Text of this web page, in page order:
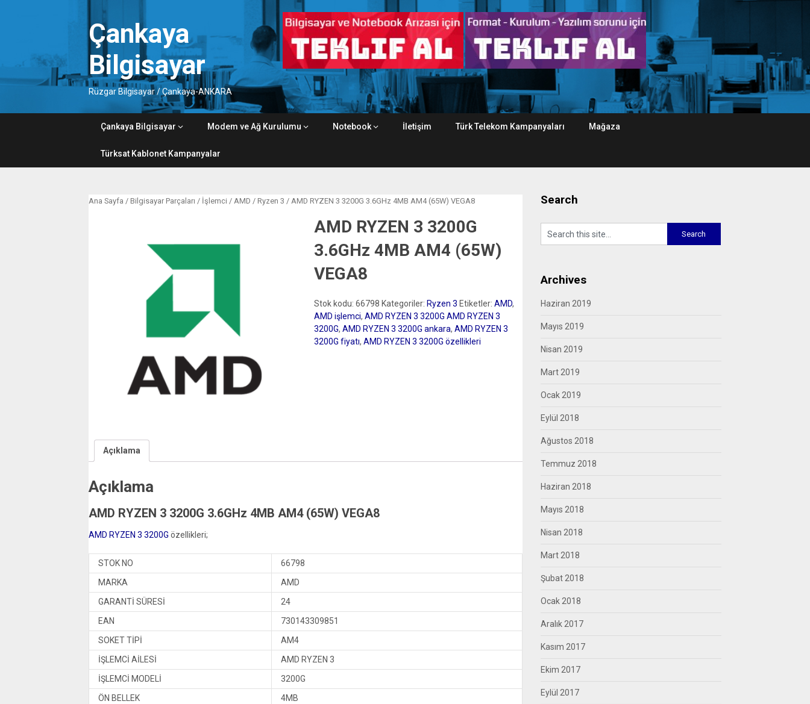
Çankaya
Bilgisayar
Rüzgar Bilgisayar / Çankaya-ANKARA
Çankaya Bilgisayar Modem ve Ağ Kurulumu Notebook İletişim Türk Telekom Kampanyaları Mağaza
Türksat Kablonet Kampanyalar
Ana Sayfa / Bilgisayar Parçaları / İşlemci / AMD / Ryzen 3 / AMD RYZEN 3 3200G 3.6GHz 4MB AM4 (65W) VEGA8
AMD RYZEN 3 3200G
3.6GHz 4MB AM4 (65W)
VEGA8
Stok kodu:66798 Kategoriler: Ryzen 3 Etiketler:AMD,
AMD işlemci,AMD RYZEN 3 3200G AMD RYZEN 3
3200G,AMD RYZEN 3 3200G ankara,AMD RYZEN 3
3200G fiyatı,AMD RYZEN 3 3200G özellikleri
Açıklama
Açıklama
AMD RYZEN 3 3200G 3.6GHz 4MB AM4 (65W) VEGA8
AMD RYZEN 3 3200G özellikleri;
STOK NO
66798
MARKA
AMD
GARANTİ SÜRESİ
24
EAN
730143309851
SOKET TİPİ
AM4
İŞLEMCİ AİLESİ
AMD RYZEN 3
İŞLEMCİ MODELİ
3200G
ÖN BELLEK
4MB
Search
Archives
Haziran 2019
Mayıs 2019
Nisan 2019
Mart 2019
Ocak 2019
Eylül 2018
Ağustos 2018
Temmuz 2018
Haziran 2018
Mayıs 2018
Nisan 2018
Mart 2018
Şubat 2018
Ocak 2018
Aralık 2017
Kasım 2017
Ekim 2017
Eylül 2017